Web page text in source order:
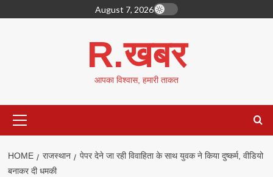
to
August 7, 2026
R.खबर
आपका विश्वास, हमारी ताकत
Menu
HOME राजस्थान
पेपर देने जा रही विवाहिता के साथ युवक ने किया दुष्कर्म, वीडियो
बनाकर दी धमकी